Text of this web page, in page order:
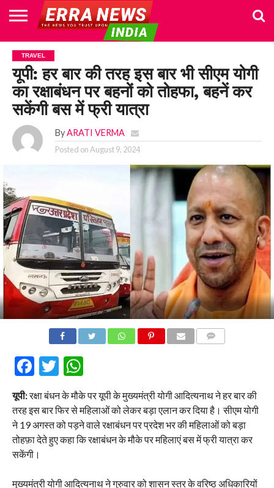
HOME
POLITICS
NEWS
BUSINESS
CULTURE
NATIONAL
SPORTS
LIFESTYLE
TRAVEL
OPINION
BREAKING
NEWS
ENTERTAINMENT
WORLD
CRIME
JOIN
US
TRAVEL
यूपी: हर बार की तरह इस बार भी सीएम योगी
का रक्षाबंधन पर बहनों को तोहफा, बहनें कर
सकेंगी बस में फ्री यात्रा
By ARATI VERMA
Posted onAugust 9, 2024
Facebook
Twitter
WhatsApp
यूपी:रक्षा बंधन के मौके पर यूपी के मुख्यमंत्री योगी आदित्यनाथ ने हर बार की
तरह इस बार फिर से महिलाओं को लेकर बड़ा एलान कर दिया है। सीएम योगी
ने 19 अगस्त को पड़ने वाले रक्षाबंधन पर प्रदेश भर की महिलाओं को बड़ा
तोहफ़ा देते हुए कहा कि रक्षाबंधन के मौके पर महिलाएं बस में फ्री यात्रा कर
सकेंगी।
मुख्यमंत्री योगी आदित्यनाथ ने गुरुवार को शासन स्तर के वरिष्ठ अधिकारियों